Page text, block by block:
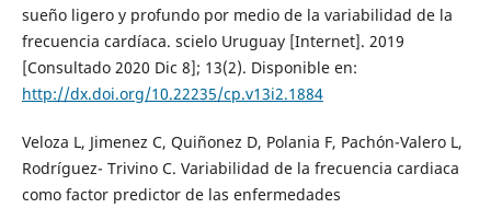
sueño ligero y profundo por medio de la variabilidad de la
frecuencia cardíaca. scielo Uruguay [Internet]. 2019
[Consultado 2020 Dic 8]; 13(2). Disponible en:
http://dx.doi.org/10.22235/cp.v13i2.1884
Veloza L, Jimenez C, Quiñonez D, Polania F, Pachón-Valero L,
Rodríguez- Trivino C. Variabilidad de la frecuencia cardiaca
como factor predictor de las enfermedades